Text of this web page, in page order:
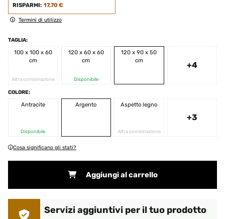
RISPARMI: 17,70 €
Termini di utilizzo
TAGLIA:
100 x 100 x 60
cm
Altra combinazione
120 x 60 x 60
cm
Disponibile
120 x 90 x 50
cm
+4
COLORE:
Antracite
Disponibile
Argento Aspetto legno
Altra combinazione
+3
Cosa significano gli stati?
Aggiungi al carrello
Servizi aggiuntivi per il tuo prodotto